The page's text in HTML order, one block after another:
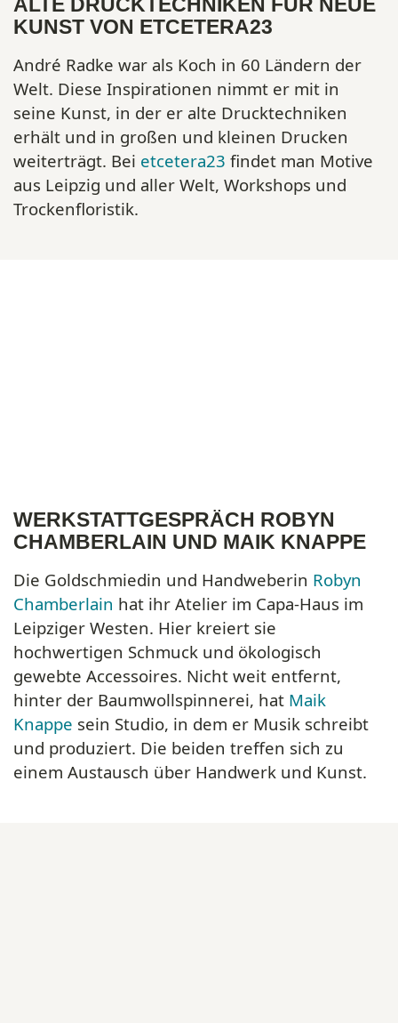
ALTE DRUCKTECHNIKEN FÜR NEUE
KUNST VON ETCETERA23
André Radke war als Koch in 60 Ländern der
Welt. Diese Inspirationen nimmt er mit in
seine Kunst, in der er alte Drucktechniken
erhält und in großen und kleinen Drucken
weiterträgt. Bei etcetera23 findet man Motive
aus Leipzig und aller Welt, Workshops und
Trockenfloristik.
WERKSTATTGESPRÄCH ROBYN
CHAMBERLAIN UND MAIK KNAPPE
Die Goldschmiedin und Handweberin Robyn
Chamberlain hat ihr Atelier im Capa-Haus im
Leipziger Westen. Hier kreiert sie
hochwertigen Schmuck und ökologisch
gewebte Accessoires. Nicht weit entfernt,
hinter der Baumwollspinnerei, hat Maik
Knappe sein Studio, in dem er Musik schreibt
und produziert. Die beiden treffen sich zu
einem Austausch über Handwerk und Kunst.